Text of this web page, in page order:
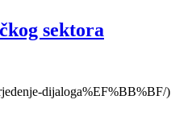
sektora
dijaloga%EF%BB%BF/)